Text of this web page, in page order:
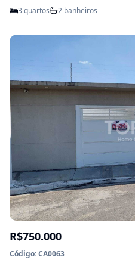
3 quartos 2 banheiros
R$750.000
Código: CA0063